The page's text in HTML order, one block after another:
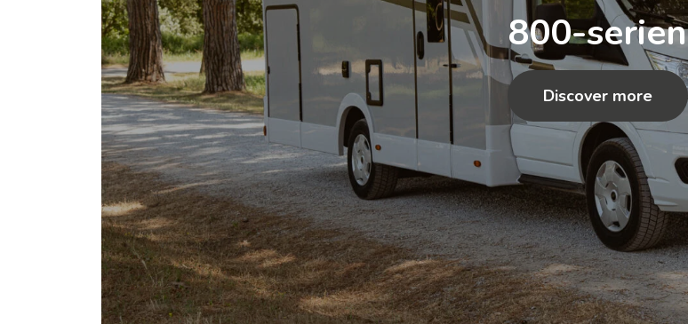
800-serien
Discover more